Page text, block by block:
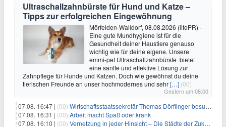
Ultraschallzahnbürste für Hund und Katze –
Tipps zur erfolgreichen Eingewöhnung
Mörfelden-Walldorf, 08.08.2026 (lifePR) -
Eine gute Mundhygiene ist für die
Gesundheit deiner Haustiere genauso
wichtig wie für deine eigene. Unsere
emmi-pet Ultraschallzahnbürste bietet
eine sanfte und effektive Lösung zur
Zahnpflege für Hunde und Katzen. Doch wie gewöhnst du deine
tierischen Freunde an unser hochmodernes und sehr[…] (00)
Gestern um 08:00
07.08. 16:47 | (00) Wirtschaftsstaatssekretär Thomas Dörflinger besucht Handwerksbetrieb im Kammerbezirk Freiburg
07.08. 16:31 | (00) Arbeit macht Spaß oder krank
07.08. 16:10 | (00) Vernetzung in jeder Hinsicht – Die Städte der Zukunft sind grün-blau